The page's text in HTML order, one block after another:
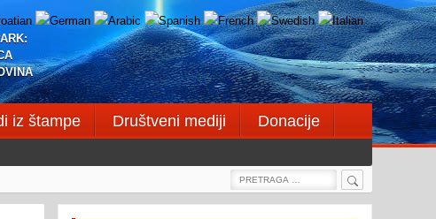
iz štampe Društveni mediji
Donacije
Search
Search